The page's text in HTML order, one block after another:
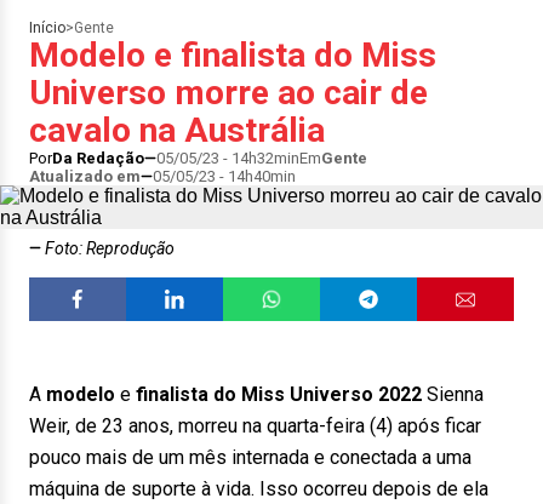
Início>Gente
Modelo e finalista do Miss
Universo morre ao cair de
cavalo na Austrália
PorDa Redação 05/05/23 - 14h32minEmGente
Atualizado em
05/05/23 - 14h40min
Foto: Reprodução
A modelo e finalista do Miss Universo 2022 Sienna
Weir, de 23 anos, morreu na quarta-feira (4) após ficar
pouco mais de um mês internada e conectada a uma
máquina de suporte à vida. Isso ocorreu depois de ela